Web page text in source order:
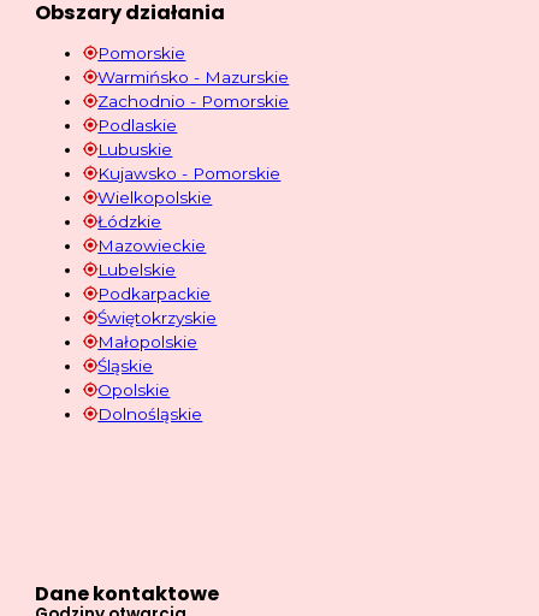
Obszary działania
Pomorskie
Warmińsko - Mazurskie
Zachodnio - Pomorskie
Podlaskie
Lubuskie
Kujawsko - Pomorskie
Wielkopolskie
Łódzkie
Mazowieckie
Lubelskie
Podkarpackie
Świętokrzyskie
Małopolskie
Śląskie
Opolskie
Dolnośląskie
Dane kontaktowe